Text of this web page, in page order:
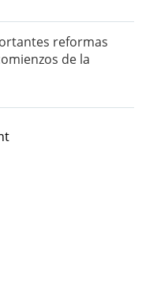
reformas
de la